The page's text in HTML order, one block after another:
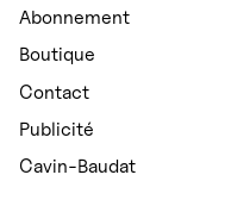
Abonnement
Boutique
Contact
Publicité
Cavin-Baudat